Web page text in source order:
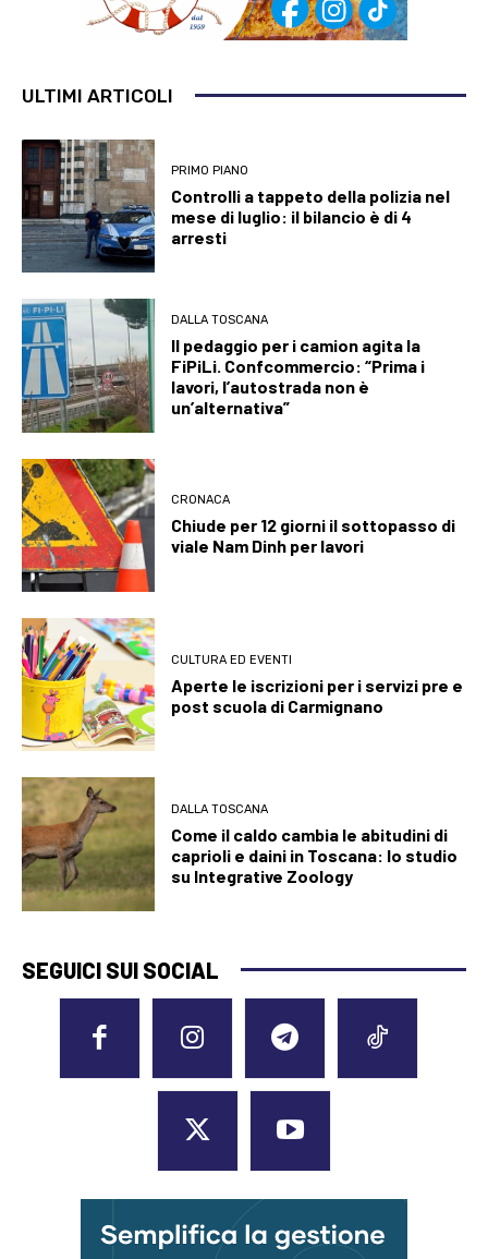
ULTIMI ARTICOLI
PRIMO PIANO
Controlli a tappeto della polizia nel
mese di luglio: il bilancio è di 4
arresti
DALLA TOSCANA
Il pedaggio per i camion agita la
FiPiLi. Confcommercio: “Prima i
lavori, l’autostrada non è
un’alternativa”
CRONACA
Chiude per 12 giorni il sottopasso di
viale Nam Dinh per lavori
CULTURA ED EVENTI
Aperte le iscrizioni per i servizi pre e
post scuola di Carmignano
DALLA TOSCANA
Come il caldo cambia le abitudini di
caprioli e daini in Toscana: lo studio
su Integrative Zoology
SEGUICI SUI SOCIAL